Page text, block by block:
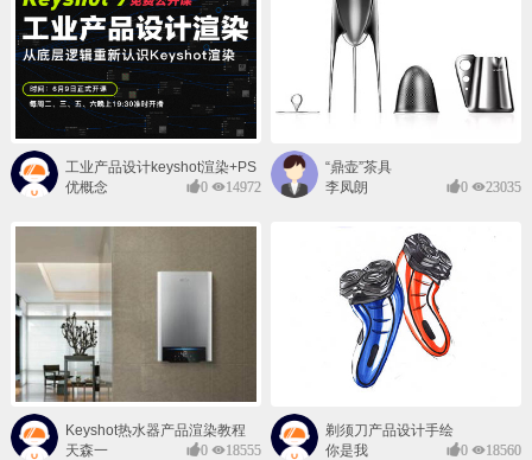
工业产品设计keyshot渲染+PS
后期班
优概念 0 14972
“鼎壶”茶具
李凤朗
0 23035
Keyshot热水器产品渲染教程
天森一
0 18555
剃须刀产品设计手绘
你是我
0 18560